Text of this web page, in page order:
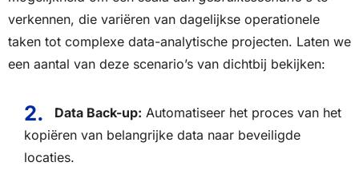
verkennen, die variëren van dagelijkse operationele
taken tot complexe data-analytische projecten. Laten we
een aantal van deze scenario’s van dichtbij bekijken:
Data Back-up: Automatiseer het proces van het
kopiëren van belangrijke data naar beveiligde
locaties.